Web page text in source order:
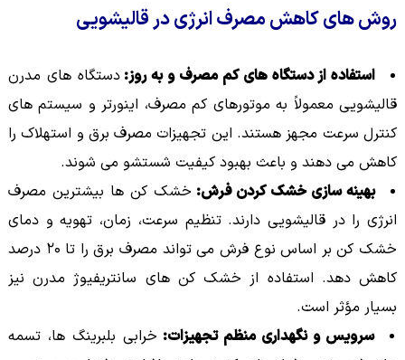
روش های کاهش مصرف انرژی در قالیشویی
استفاده از دستگاه های کم مصرف و به روز:دستگاه های مدرن
قالیشویی معمولاً به موتورهای کم مصرف، اینورتر و سیستم های
کنترل سرعت مجهز هستند. این تجهیزات مصرف برق و استهلاک را
کاهش می دهند و باعث بهبود کیفیت شستشو می شوند.
بهینه سازی خشک کردن فرش: خشک کن ها بیشترین مصرف
انرژی را در قالیشویی دارند. تنظیم سرعت، زمان، تهویه و دمای
خشک کن بر اساس نوع فرش می تواند مصرف برق را تا ۲۰ درصد
کاهش دهد. استفاده از خشک کن های سانتریفیوژ مدرن نیز
بسیار مؤثر است.
سرویس و نگهداری منظم تجهیزات: خرابی بلبرینگ ها، تسمه